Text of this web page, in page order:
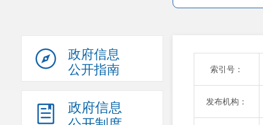
政府信息
公开指南
政府信息
索引号：
发布机构：